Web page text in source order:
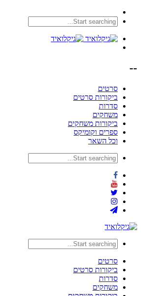
--
סרטים
ביקורות סרטים
סדרות
משחקים
ביקורות משחקים
ספרים וקומיקס
וכל השאר
סרטים
ביקורות סרטים
סדרות
משחקים